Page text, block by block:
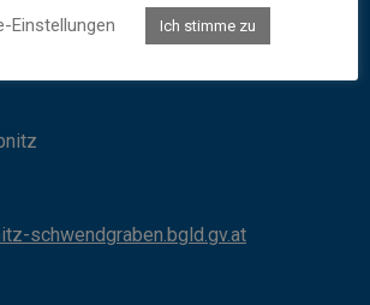
schwendgraben.bgld.gv.at
Einstellungen
Ich stimme zu